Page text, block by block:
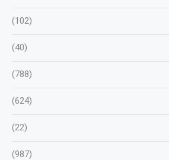
(102)
(40)
(788)
(624)
(22)
(987)